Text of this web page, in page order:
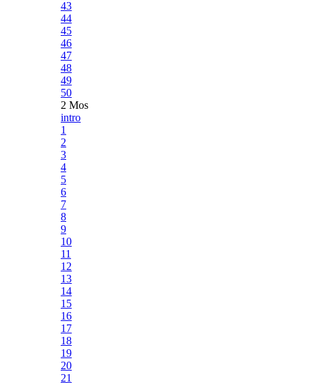
43
44
45
46
47
48
49
50
2 Mos
intro
1
2
3
4
5
6
7
8
9
10
11
12
13
14
15
16
17
18
19
20
21